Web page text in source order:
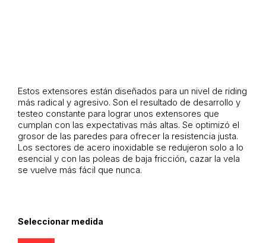
Estos extensores están diseñados para un nivel de riding
más radical y agresivo. Son el resultado de desarrollo y
testeo constante para lograr unos extensores que
cumplan con las expectativas más altas. Se optimizó el
grosor de las paredes para ofrecer la resistencia justa.
Los sectores de acero inoxidable se redujeron solo a lo
esencial y con las poleas de baja fricción, cazar la vela
se vuelve más fácil que nunca.
Seleccionar medida